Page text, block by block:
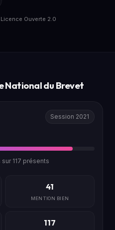
Ouverte 2.0
National du Brevet
Session 2021
117 présents
41
MENTION BIEN
117